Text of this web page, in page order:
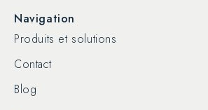
Navigation
Produits et solutions
Contact
Blog